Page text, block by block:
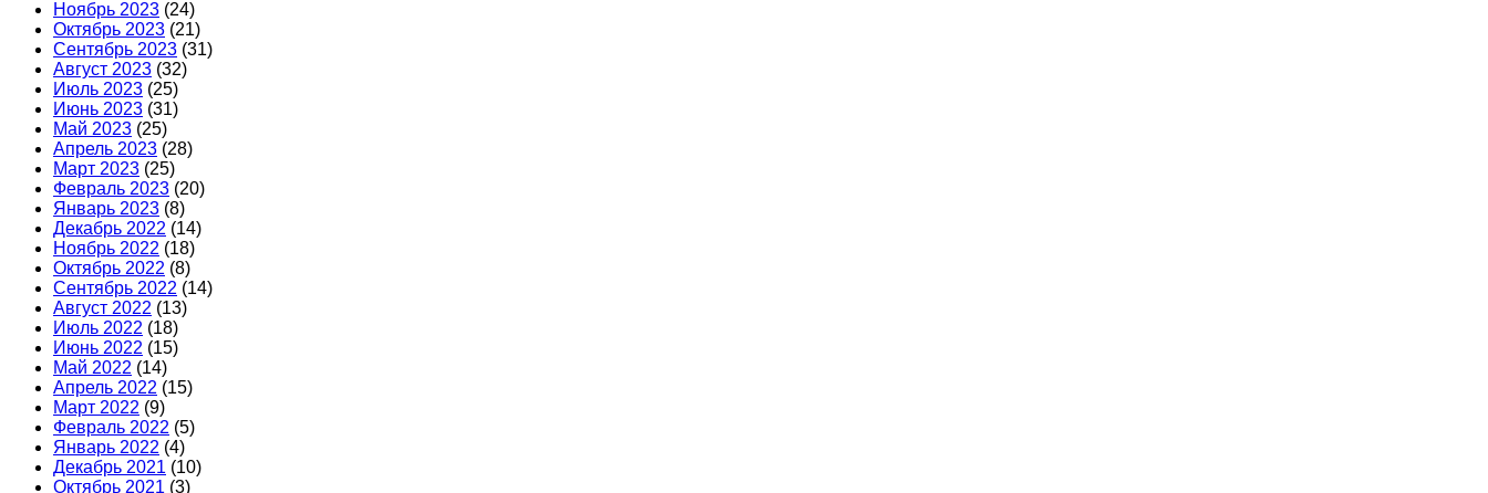
Ноябрь 2023 (24)
Октябрь 2023 (21)
Сентябрь 2023 (31)
Август 2023 (32)
Июль 2023 (25)
Июнь 2023 (31)
Май 2023 (25)
Апрель 2023 (28)
Март 2023 (25)
Февраль 2023 (20)
Январь 2023 (8)
Декабрь 2022 (14)
Ноябрь 2022 (18)
Октябрь 2022 (8)
Сентябрь 2022 (14)
Август 2022 (13)
Июль 2022 (18)
Июнь 2022 (15)
Май 2022 (14)
Апрель 2022 (15)
Март 2022 (9)
Февраль 2022 (5)
Январь 2022 (4)
Декабрь 2021 (10)
Октябрь 2021 (3)